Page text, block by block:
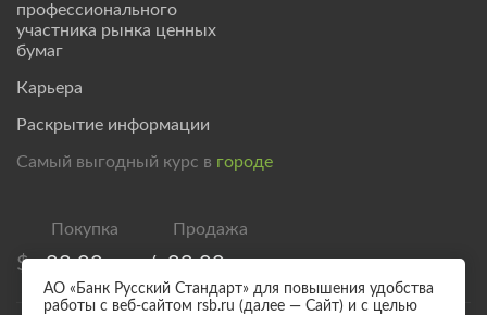
профессионального
участника рынка ценных
бумаг
Карьера
Раскрытие информации
Самый выгодный курс в городе
$ 83,00 / 89,00
АО «Банк Русский Стандарт» для повышения удобства
работы с веб-сайтом rsb.ru (далее — Сайт) и с целью